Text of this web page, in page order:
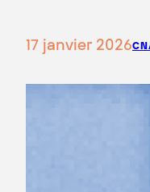
17 janvier 2026